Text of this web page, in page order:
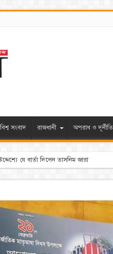
বিশ্ব সংবাদ রাজধানী অপরাধ ও দূর্নীতি